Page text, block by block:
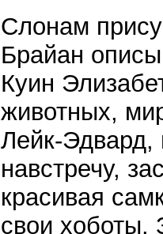
Слонам
Брайан
Куин
животных,
Лейк-
навстречу,
красивая
свои хоботы.